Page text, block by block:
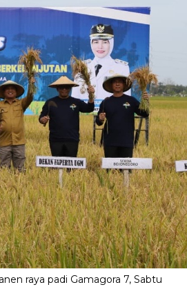
raya padi Gamagora 7, Sabtu